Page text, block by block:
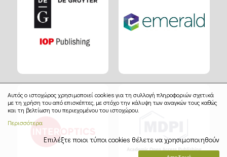
Αυτός ο ιστοχώρος χρησιμοποιεί cookies για τη συλλογή πληροφοριών σχετικά
με τη χρήση του από επισκέπτες, με στόχο την κάλυψη των αναγκών τους καθώς
και τη βελτίωση του περιεχομένου του ιστοχώρου.
Περισσότερα
Επιλέξτε ποιοι τύποι cookies θέλετε να χρησιμοποιηθούν